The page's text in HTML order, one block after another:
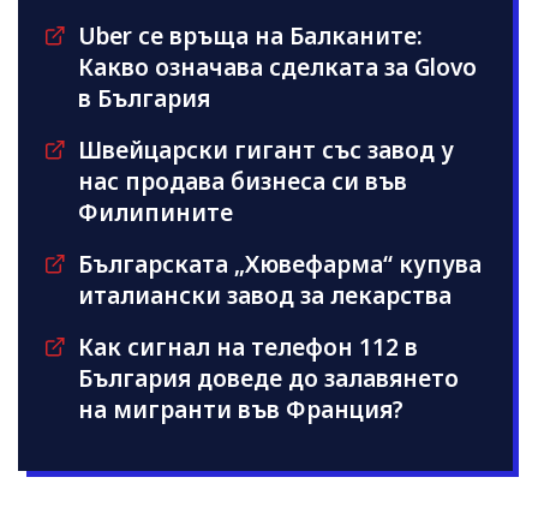
Uber се връща на Балканите:
Какво означава сделката за Glovo
в България
Швейцарски гигант със завод у
нас продава бизнеса си във
Филипините
Българската „Хювефарма“ купува
италиански завод за лекарства
Как сигнал на телефон 112 в
България доведе до залавянето
на мигранти във Франция?